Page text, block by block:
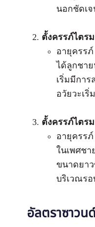
นอกชัดเ
ตั้งครรภ์ไตร
อายุครร
ได้ลูกชา
เริ่มมีกา
อวัยวะเ
ตั้งครรภ์ไตร
อายุครร
ในเพศช
ขนาดยา
บริเวณรอ
อัลตราซาวน